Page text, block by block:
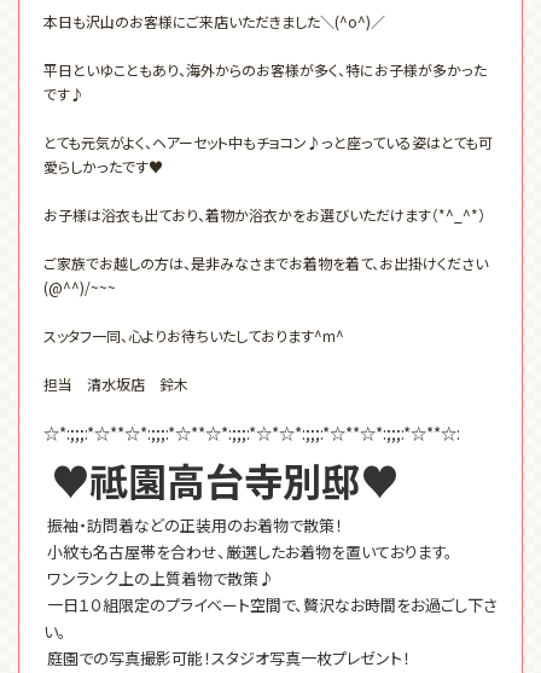
本日も沢山のお客様にご来店いただきました＼(^o^)／
平日といゆこともあり、海外からのお客様が多く、特にお子様が多かった
です♪
とても元気がよく、ヘアーセット中もチョコン♪っと座っている姿はとても可
愛らしかったです♥
お子様は浴衣も出ており、着物か浴衣かをお選びいただけます（*^_^*）
ご家族でお越しの方は、是非みなさまでお着物を着て、お出掛けください
(@^^)/~~~
スッタフ一同、心よりお待ちいたしております^m^
担当 清水坂店 鈴木
☆*:;;;:*☆**☆*:;;;:*☆**☆*:;;;:*☆*☆*:;;;:*☆**☆*:;;;:*☆**☆:
♥祗園高台寺別邸♥
振袖・訪問着などの正装用のお着物で散策！
小紋も名古屋帯を合わせ、厳選したお着物を置いております。
ワンランク上の上質着物で散策♪
一日１０組限定のプライベート空間で、贅沢なお時間をお過ごし下さ
い。
庭園での写真撮影可能！スタジオ写真一枚プレゼント！